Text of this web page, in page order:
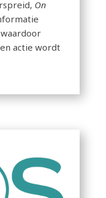
On
actie wordt